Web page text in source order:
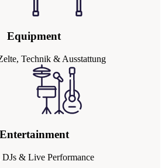
Equipment
Technik & Ausstattung
Entertainment
DJs & Live Performance